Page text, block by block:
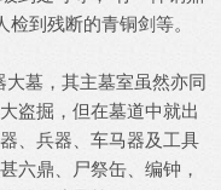
到残断的青铜剑等。
墓，其主墓室虽然亦同
盗掘，但在墓道中就出
、兵器、车马器及工具
六鼎、尸祭缶、编钟，